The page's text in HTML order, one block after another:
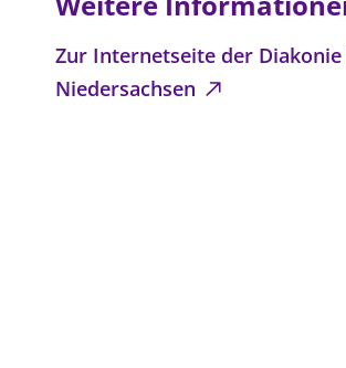
Zur Internetseite der Diakonie
Niedersachsen